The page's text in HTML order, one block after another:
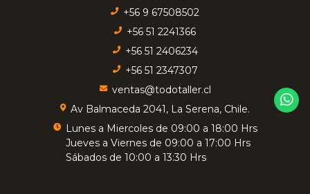
+56 9 67508502
+56 51 2241366
+56 51 2406234
+56 51 2347307
ventas@todotaller.cl
Av Balmaceda 2041, La Serena, Chile.
Lunes a Miercoles de 09:00 a 18:00 Hrs
Jueves a Viernes de 09:00 a 17:00 Hrs
Sábados de 10:00 a 13:30 Hrs